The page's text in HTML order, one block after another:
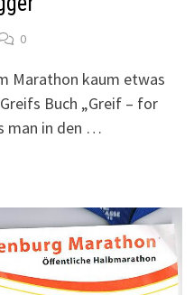
0
Marathon kaum etwas
Buch „Greif – for
man in den …